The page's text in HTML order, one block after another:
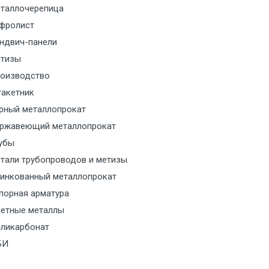
за МКАД
за МКАД
с транспортным
с транспортным
с транспортным
панели
металлопрокат
металлопрокат
трубопроводов и метизы
металлопрокат
арматура
металлы